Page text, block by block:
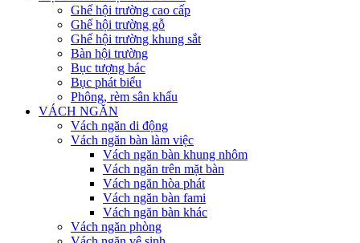
Ghế hội trường cao cấp
Ghế hội trường gỗ
Ghế hội trường khung sắt
Bàn hội trường
Bục tượng bác
Bục phát biểu
Phông, rèm sân khấu
VÁCH NGĂN
Vách ngăn di động
Vách ngăn bàn làm việc
Vách ngăn bàn khung nhôm
Vách ngăn trên mặt bàn
Vách ngăn hòa phát
Vách ngăn bàn fami
Vách ngăn bàn khác
Vách ngăn phòng